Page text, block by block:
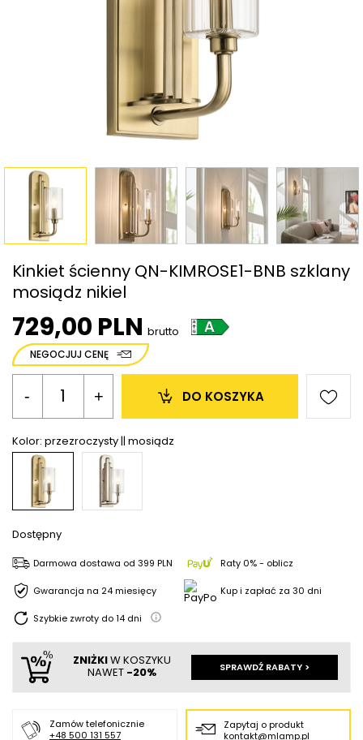
Kinkiet ścienny QN-KIMROSE1-BNB szklany
mosiądz nikiel
729,00 PLN brutto
NEGOCJUJ CENĘ
Kolor: przezroczysty || mosiądz
- + DO KOSZYKA
Dostępny
Darmowa dostawa od 399 PLN Raty 0% - oblicz
Gwarancja na 24 miesięcy Kup i zapłać za 30 dni
Szybkie zwroty do14 dni
ZNIŻKIW KOSZYKU
NAWET -20% SPRAWDŹ RABATY >
Zamów telefonicznie
+48 500 131 557
Zapytaj o produkt
kontakt@mlamp.pl